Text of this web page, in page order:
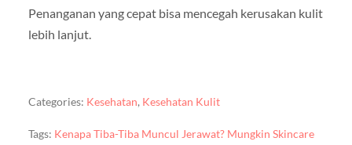
Penanganan yang cepat bisa mencegah kerusakan kulit
lebih lanjut.
Categories: Kesehatan, Kesehatan Kulit
Tags: Kenapa Tiba-Tiba Muncul Jerawat? Mungkin Skincare